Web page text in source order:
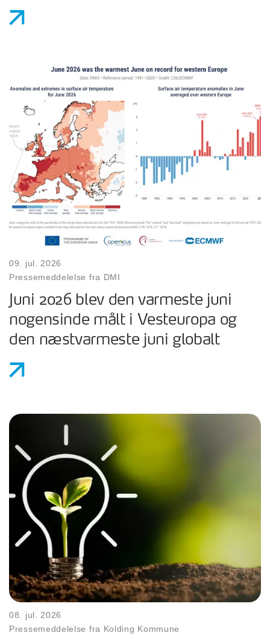
09. jul. 2026
Pressemeddelelse fra DMI
Juni 2026 blev den varmeste juni
nogensinde målt i Vesteuropa og
den næstvarmeste juni globalt
08. jul. 2026
Pressemeddelelse fra Kolding Kommune